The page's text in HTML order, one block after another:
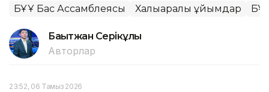
БҰҰ Бас Ассамблеясы Халықаралық ұйымдар
Бақытжан Серікұлы
Авторлар
23:52, 06 Тамыз 2026